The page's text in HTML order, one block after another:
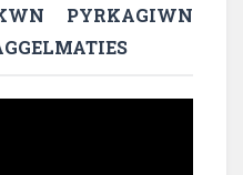
PYRKAGIWN